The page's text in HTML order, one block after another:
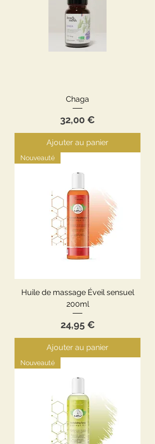
Chaga
Prix
32,00 €
Ajouter au panier
Nouveauté
Huile de massage Éveil sensuel
200ml
Prix
24,95 €
Ajouter au panier
Nouveauté